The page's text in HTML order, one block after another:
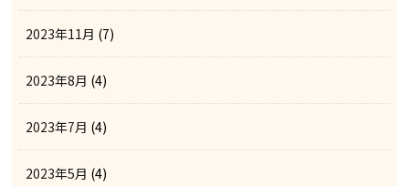
2023年11月 (7)
2023年8月 (4)
2023年7月 (4)
2023年5月 (4)